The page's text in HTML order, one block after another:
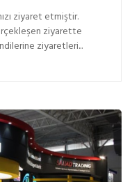
ziyaret etmiştir.
ziyarette
ziyaretleri...